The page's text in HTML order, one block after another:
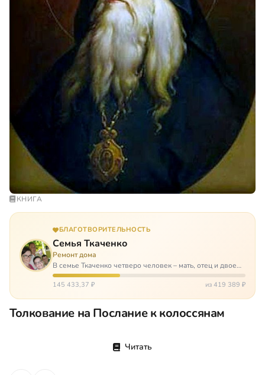
КНИГА
БЛАГОТВОРИТЕЛЬНОСТЬ
Семья Ткаченко
Ремонт дома
В семье Ткаченко четверо человек – мать, отец и двое
сыновей. И это семья – крепость. У них столько проблем
и бед, что хватило бы на много семей. Трое из четверых
145 433,37 ₽ из 419 389 ₽
Толкование на Послание к колоссянам
Читать